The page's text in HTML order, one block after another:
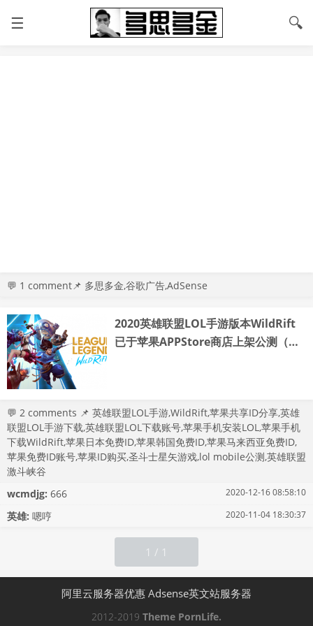
☰ 🔍
💬 1 comment📌 多思多金,谷歌广告,AdSense
2020英雄联盟LOL手游版本WildRift
已于苹果APPStore商店上架公测（公
💬 2 comments 📌 英雄联盟LOL手游,WildRift,苹果共享ID分享,英雄
联盟LOL手游下载,英雄联盟LOL下载账号,苹果手机安装LOL,苹果手机
下载WildRift,苹果日本免费ID,苹果韩国免费ID,苹果马来西亚免费ID,
苹果免费ID账号,苹果ID购买,圣斗士星矢游戏,lol mobile公测,英雄联盟
激斗峡谷
wcmdjg: 666 2020-12-16 08:58:10
英雄: 嗯哼 2020-11-04 18:30:37
1 / 1
阿里云服务器优惠 Adsense英文站服务器
2012-2019 Theme PornLife.